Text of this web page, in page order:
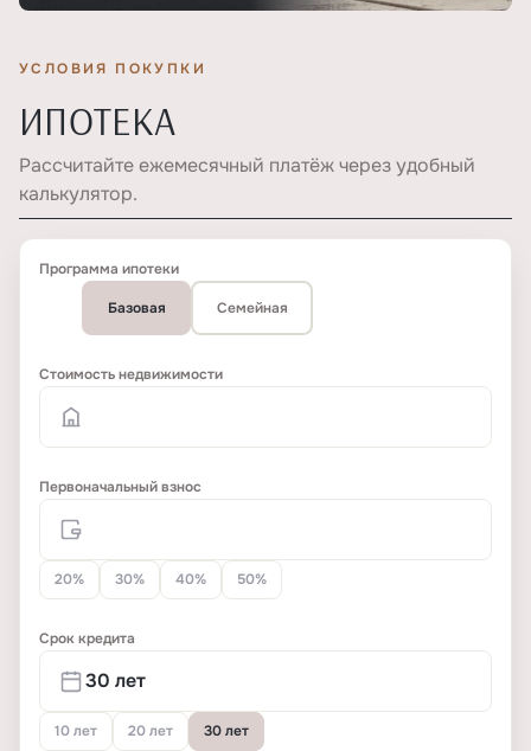
УСЛОВИЯ ПОКУПКИ
ИПОТЕКА
Рассчитайте ежемесячный платёж через удобный
калькулятор.
Программа ипотеки
Базовая Семейная
Стоимость недвижимости
Первоначальный взнос
20% 30% 40% 50%
Срок кредита
10 лет 20 лет 30 лет